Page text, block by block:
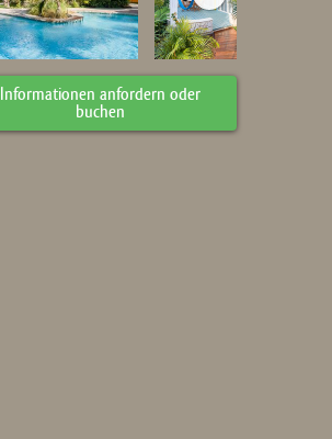
Informationen anfordern oder
buchen